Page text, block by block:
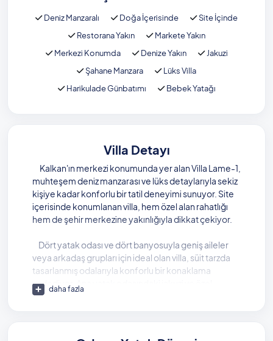
Deniz Manzaralı Doğa İçerisinde
Site İçinde
Restorana Yakın
Markete Yakın
Merkezi Konumda
Denize Yakın
Jakuzi
Şahane Manzara
Lüks Villa
Harikulade Günbatımı
Bebek Yatağı
Villa Detayı
Kalkan'ın merkezi konumunda yer alan Villa Lame-1,
muhteşem deniz manzarası ve lüks detaylarıyla sekiz
kişiye kadar konforlu bir tatil deneyimi sunuyor. Site
içerisinde konumlanan villa, hem özel alan rahatlığı
hem de şehir merkezine yakınlığıyla dikkat çekiyor.
Dört yatak odası ve dört banyosuyla geniş aileler
veya arkadaş grupları için ideal olan villa, süit tarzda
tasarlanmış odalarıyla konforlu bir konaklama
vadediyor. Ana yatak odasındaki jakuzi ve özel
balkonundan panoramik deniz manzarası, tatilinize
daha fazla